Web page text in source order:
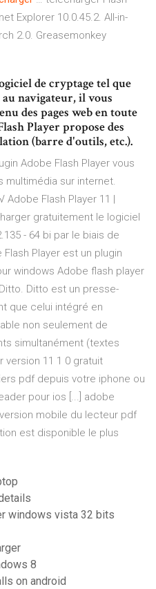
Explorer 10.0.45.2. All-in-
2.0. Greasemonkey
de cryptage tel que
navigateur, il vous
des pages web en toute
Player propose des
(barre d'outils, etc.).
Adobe Flash Player vous
sur internet.
Flash Player 11 |
gratuitement le logiciel
- 64 bi par le biais de
Player est un plugin
windows Adobe flash player
Ditto est un presse-
que celui intégré en
non seulement de
simultanément (textes
version 11 1 0 gratuit
pdf depuis votre iphone ou
pour ios [...] adobe
mobile du lecteur pdf
est disponible le plus
windows vista 32 bits
8
on android